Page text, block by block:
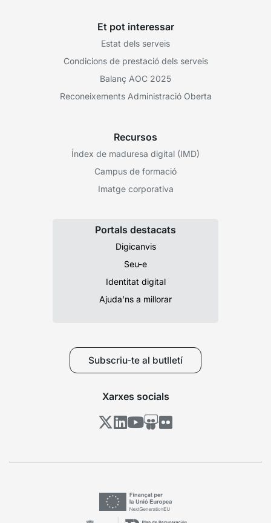
Et pot interessar
Estat dels serveis
Condicions de prestació dels serveis
Balanç AOC 2025
Reconeixements Administració Oberta
Recursos
Índex de maduresa digital (IMD)
Campus de formació
Imatge corporativa
Portals destacats
Digicanvis
Seu-e
Identitat digital
Ajuda’ns a millorar
Subscriu-te al butlletí
Xarxes socials